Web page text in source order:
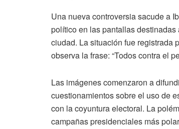
Una nueva controversia sacude a
político en las pantallas
ciudad. La situación fue registrada
observa la frase: “Todos contra el
Las imágenes comenzaron a
cuestionamientos sobre el uso de
con la coyuntura electoral. La
campañas presidenciales más